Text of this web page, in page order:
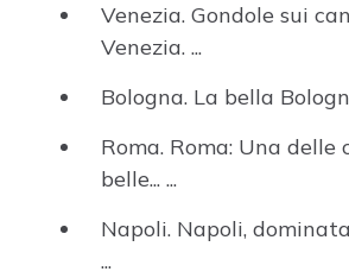
Venezia. Gondole sui
Venezia. ...
Bologna. La bella
Roma. Roma: Una
belle... ...
Napoli. Napoli,
...